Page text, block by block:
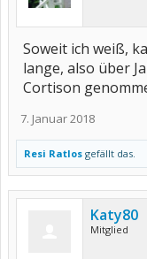
Soweit ich weiß,
lange, also über
Cortison
7. Januar 2018
Resi Ratlos gefällt das.
Katy80
Mitglied